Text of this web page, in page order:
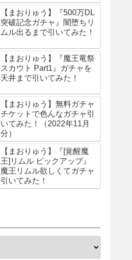
【まおりゅう】『500万DL
突破記念ガチャ』闇堕ちリ
ムル出るまで引いてみた！
【まおりゅう】『魔王竜祭
スカウト Part1』ガチャを
天井まで引いてみた！
【まおりゅう】無料ガチャ
チケットで色んなガチャ引
いてみた！（2022年11月
分）
【まおりゅう】『[覚醒魔
王]リムル ピックアップ』
魔王リムル欲しくてガチャ
引いてみた！